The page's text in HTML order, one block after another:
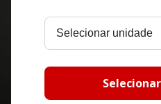
Selecionar unidade